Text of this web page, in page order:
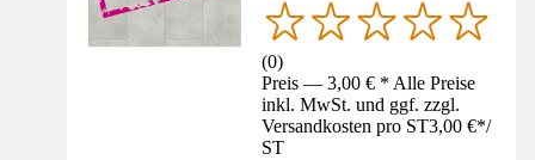
(0)
Preis — 3,00 € * Alle Preise
inkl. MwSt. und ggf. zzgl.
Versandkosten pro ST3,00 €*/
ST